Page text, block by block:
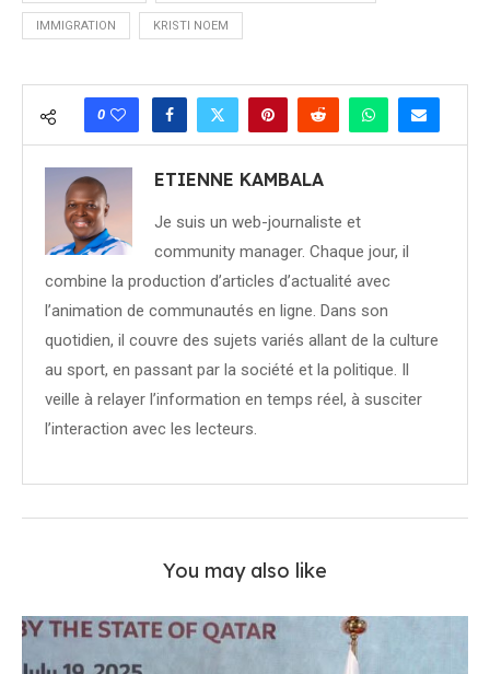
IMMIGRATION KRISTI NOEM
0
ETIENNE KAMBALA
Je suis un web-journaliste et
community manager. Chaque jour, il
combine la production d’articles d’actualité avec
l’animation de communautés en ligne. Dans son
quotidien, il couvre des sujets variés allant de la culture
au sport, en passant par la société et la politique. Il
veille à relayer l’information en temps réel, à susciter
l’interaction avec les lecteurs.
You may also like